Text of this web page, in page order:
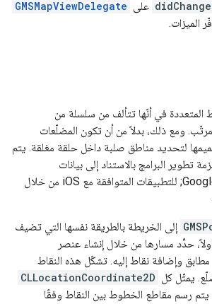
على GMSMapViewDelegate
في أنّها تتألف من سلسلة من
ومع ذلك، بدلاً من أن تكون المضلّعات
لتحديد مناطق صلبة داخل حلقة مغلقة. يتم
البرامج بالاستناد إلى بيانات
&quot;خرائط Google&quot; للتطبيقات المتوافقة مع iOS من خلال
إلى الخريطة بالطريقة نفسها التي تضيف
حدِّد مسارها من خلال إنشاء عنصر
وإضافة نقاط إليه. تشكّل هذه النقاط
كل CLLocationCoordinate2D
مقاطع الخطوط بين النقاط وفقًا